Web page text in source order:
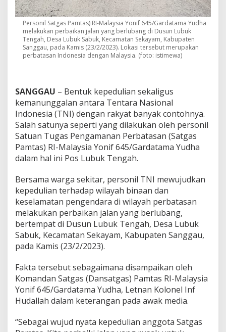
i
f
6
4
5
/
G
L
a
k
u
k
a
n
I
n
D
i
P
e
r
b
a
t
a
a
n
Personil Satgas Pamtas) RI-Malaysia Yonif 645/Gardatama Yudha
melakukan perbaikan jalan yang berlubang di Dusun Lubuk
Tengah, Desa Lubuk Sabuk, Kecamatan Sekayam, Kabupaten
Sanggau, pada Kamis (23/2/2023). Lokasi tersebut merupakan
perbatasan Indonesia dengan Malaysia. (foto: istimewa)
SANGGAU – Bentuk kepedulian sekaligus
kemanunggalan antara Tentara Nasional
Indonesia (TNI) dengan rakyat banyak contohnya.
Salah satunya seperti yang dilakukan oleh personil
Satuan Tugas Pengamanan Perbatasan (Satgas
Pamtas) RI-Malaysia Yonif 645/Gardatama Yudha
dalam hal ini Pos Lubuk Tengah.
Bersama warga sekitar, personil TNI mewujudkan
kepedulian terhadap wilayah binaan dan
keselamatan pengendara di wilayah perbatasan
melakukan perbaikan jalan yang berlubang,
bertempat di Dusun Lubuk Tengah, Desa Lubuk
Sabuk, Kecamatan Sekayam, Kabupaten Sanggau,
pada Kamis (23/2/2023).
Fakta tersebut sebagaimana disampaikan oleh
Komandan Satgas (Dansatgas) Pamtas RI-Malaysia
Yonif 645/Gardatama Yudha, Letnan Kolonel Inf
Hudallah dalam keterangan pada awak media.
“Sebagai wujud nyata kepedulian anggota Satgas